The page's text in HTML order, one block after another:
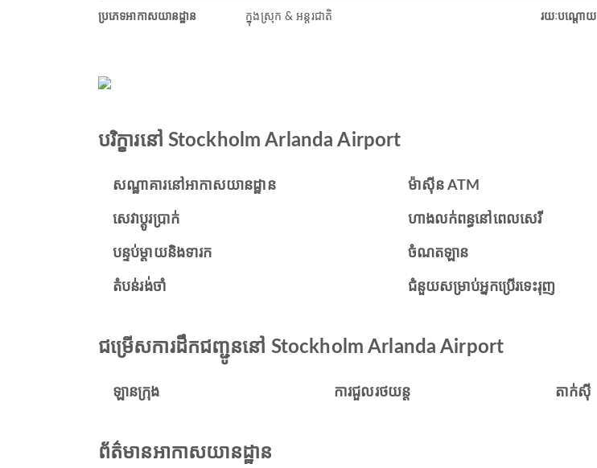
ប្រភេទអាកាសយានដ្ឋាន ក្នុងស្រុក & អន្តរជាតិ រយៈបណ្តោយ
បរិក្ខារនៅ Stockholm Arlanda Airport
សណ្ឋាគារនៅអាកាសយានដ្ឋាន ម៉ាស៊ីន ATM
សេវាប្តូរប្រាក់ ហាងលក់ពន្ធនៅពេលសេរី
បន្ទប់ម្តាយនិងទារក ចំណតឡាន
តំបន់រង់ចាំ ជំនួយសម្រាប់អ្នកប្រើរទេះរុញ
ជម្រើសការដឹកជញ្ជូននៅ Stockholm Arlanda Airport
ឡានក្រុង ការជួលរថយន្ត តាក់ស៊ី
ព័ត៌មានអាកាសយានដ្ឋាន